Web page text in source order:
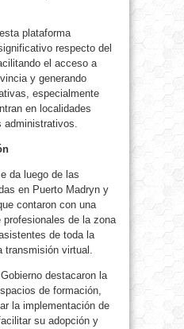
plataforma
respecto del
el acceso a
y generando
especialmente
en localidades
administrativos.
da luego de las
en Puerto Madryn y
contaron con una
de la zona
de toda la
transmisión virtual.
destacaron la
de formación,
la implementación de
su adopción y